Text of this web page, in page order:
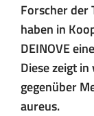
Forscher der
haben in
DEINOVE
Diese zeigt
gegenüber
aureus.